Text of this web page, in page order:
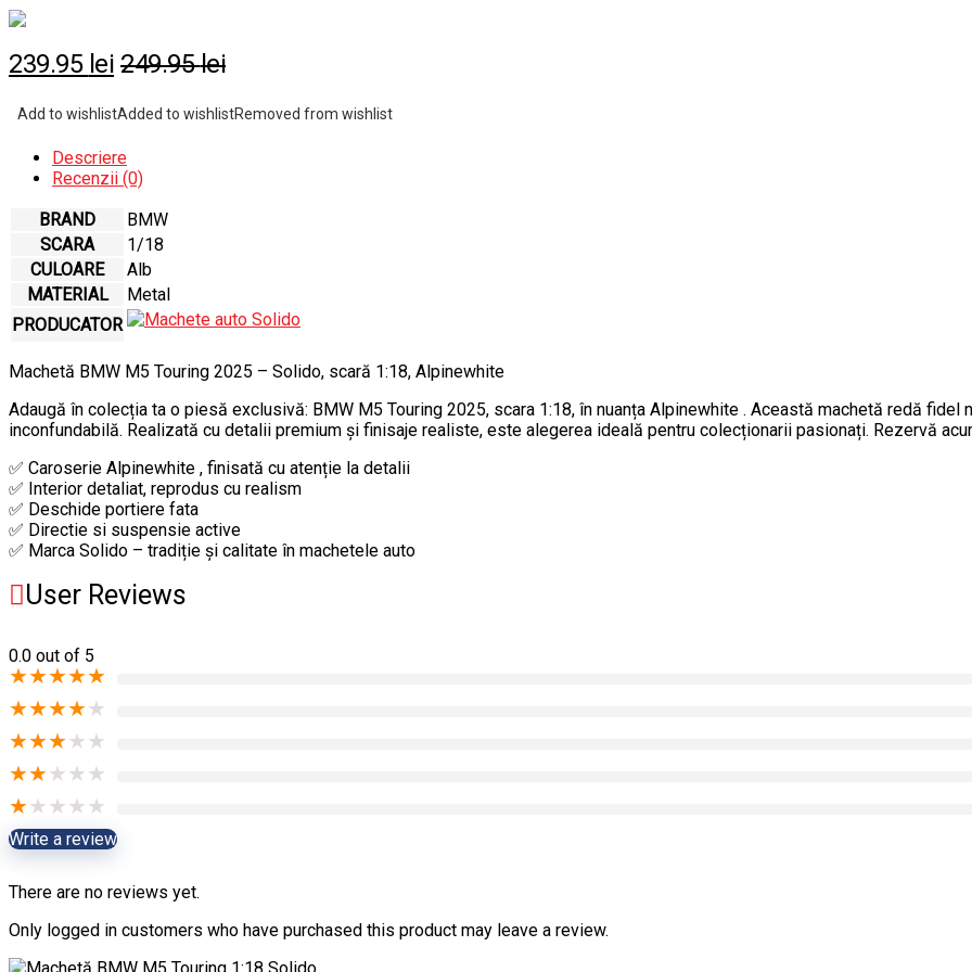
249.95lei
239.95 lei
Add to wishlistAdded to wishlistRemoved from wishlist
Descriere
Recenzii (0)
BRAND
BMW
SCARA
1/18
CULOARE
Alb
MATERIAL
Metal
PRODUCATOR
Machetă BMW M5 Touring 2025 – Solido, scară 1:18, Alpinewhite
Adaugă în colecția ta o piesă exclusivă: BMW M5 Touring 2025, scara 1:18, în nuanța Alpinewhite . Această machetă redă
inconfundabilă. Realizată cu detalii premium și finisaje realiste, este alegerea ideală pentru colecționarii pasionați. Rezervă
✅ Caroserie Alpinewhite , finisată cu atenție la detalii
✅ Interior detaliat, reprodus cu realism
✅ Deschide portiere fata
✅ Directie si suspensie active
✅ Marca Solido – tradiție și calitate în machetele auto
User Reviews
0.0 out of 5
★★★★★
★★★★★
★★★★★
★★★★★
★★★★★
Write a review
There are no reviews yet.
Only logged in customers who have purchased this product may leave a review.